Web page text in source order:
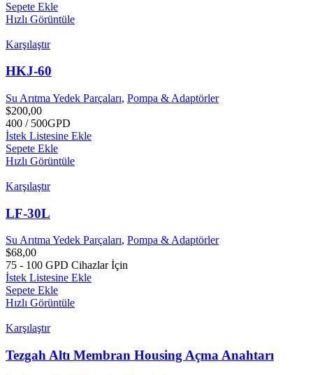
Sepete Ekle
Hızlı Görüntüle
Karşılaştır
HKJ-60
Su Arıtma Yedek Parçaları, Pompa & Adaptörler
$200,00
400 / 500GPD
İstek Listesine Ekle
Sepete Ekle
Hızlı Görüntüle
Karşılaştır
LF-30L
Su Arıtma Yedek Parçaları, Pompa & Adaptörler
$68,00
75 - 100 GPD Cihazlar İçin
İstek Listesine Ekle
Sepete Ekle
Hızlı Görüntüle
Karşılaştır
Tezgah Altı Membran Housing Açma Anahtarı